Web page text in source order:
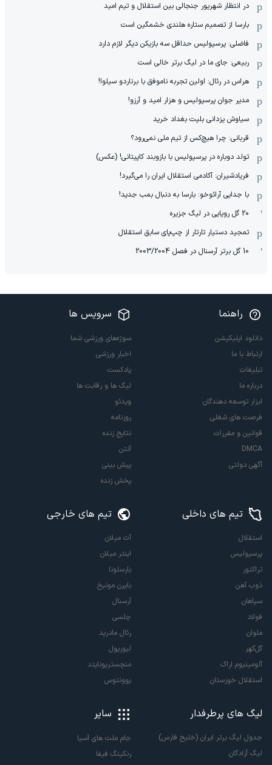
در انتظار شهریور جنجالی بین استقلال و تیم امید
بارسا از تصمیم ستاره هلندی خشمگین است
فاضلی: پرسپولیس حداقل سه بازیکن دیگر لازم دارد
ربیعی: جای ما در لیگ برتر خالی است
هراس در رئال: اولین تجربه ناموفق با برناردو سیلوا!
مدیر جوان پرسپولیس و هزار امید و آرزو!
سیاوش یزدانی بلیت بغداد خرید
قربانی: چرا هیچ‌کس از تیم ملی نمی‌رود؟
تولد دوباره در پرسپولیس با بازوبند کاپیتانی! (عکس)
فریادشیران: آکادمی استقلال ایران را می‌گیرد!
با جدایی آرائوخو: بارسا به دنبال بمب جدید!
20 گل رویایی در لیگ جزیره
تمجید دستیار تارتار از چپ‌پای سابق استقلال
10 گل برتر آرسنال در فصل 2003/2004
راهنما
دانلود اپلیکیشن
ارتباط با ما
تبلیغات
درباره ما
ابزار توسعه دهندگان
فرصت های شغلی
قوانین و مقررات
DMCA
آگهی دولتی
سرویس ها
سوژه‌های ورزشی شما
اخبار ورزشی
پادکست
لیگ ها و رقابت ها
ویدئو
روزنامه
نتایج زنده
آنتن
پیش بینی
پخش زنده
تیم های داخلی
استقلال
پرسپولیس
تراکتور
ذوب آهن
سپاهان
فولاد
ملوان
گل‌گهر
آلومینیوم اراک
استقلال خوزستان
تیم های خارجی
آث میلان
اینتر میلان
بارسلونا
بایرن مونیخ
آرسنال
چلسی
رئال مادرید
لیورپول
منچستریونایتد
یوونتوس
لیگ های پرطرفدار
جدول لیگ برتر ایران (خلیج فارس)
لیگ آزادگان
سایر
جام ملت های آسیا
رنکینگ فیفا